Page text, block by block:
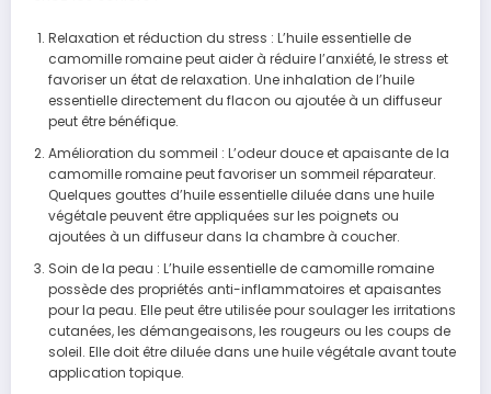
Relaxation et réduction du stress : L’huile essentielle de
camomille romaine peut aider à réduire l’anxiété, le stress et
favoriser un état de relaxation. Une inhalation de l’huile
essentielle directement du flacon ou ajoutée à un diffuseur
peut être bénéfique.
Amélioration du sommeil : L’odeur douce et apaisante de la
camomille romaine peut favoriser un sommeil réparateur.
Quelques gouttes d’huile essentielle diluée dans une huile
végétale peuvent être appliquées sur les poignets ou
ajoutées à un diffuseur dans la chambre à coucher.
Soin de la peau : L’huile essentielle de camomille romaine
possède des propriétés anti-inflammatoires et apaisantes
pour la peau. Elle peut être utilisée pour soulager les irritations
cutanées, les démangeaisons, les rougeurs ou les coups de
soleil. Elle doit être diluée dans une huile végétale avant toute
application topique.